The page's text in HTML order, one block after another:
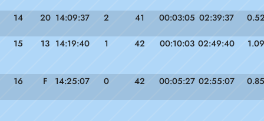
14 20 14:09:37 2 41 00:03:05 02:39:37
15 13 14:19:40 1 42 00:10:03 02:49:40 1.09
16 F 14:25:07 0 42 00:05:27 02:55:07 0.85